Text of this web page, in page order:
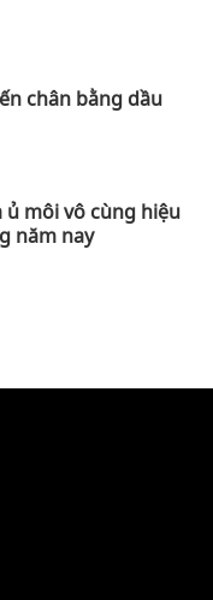
chân bằng dầu
môi vô cùng hiệu
năm nay